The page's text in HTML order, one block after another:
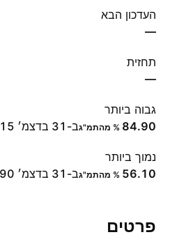
העדכון הבא
—
תחזית
—
גבוה ביותר
84.90 % מהתמ"גב-31 בדצמ׳ 2015
נמוך ביותר
56.10 % מהתמ"גב-31 בדצמ׳ 1990
פרטים